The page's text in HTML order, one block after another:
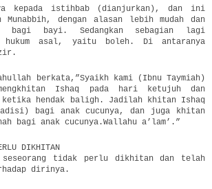
kepada istihbab (dianjurkan), dan ini
Munabbih, dengan alasan lebih mudah dan
bagi bayi. Sedangkan sebagian lagi
hukum asal, yaitu boleh. Di antaranya
berkata,”Syaikh kami (Ibnu Taymiah)
Ishaq pada hari ketujuh dan
ketika hendak baligh. Jadilah khitan Ishaq
bagi anak cucunya, dan juga khitan
bagi anak cucunya.Wallahu a’lam’.”
DIKHITAN
seseorang tidak perlu dikhitan dan telah
dirinya.